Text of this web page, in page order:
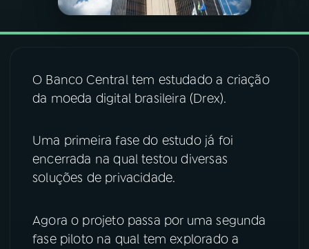
06VIDEOCASTS
07 ÚLTIMAS
ACOMPANHE A RÁDIO NACIONAL
Instagram
O Banco Central tem estudado a criação
da moeda digital brasileira (Drex).
Uma primeira fase do estudo já foi
encerrada na qual testou diversas
soluções de privacidade.
Agora o projeto passa por uma segunda
fase piloto na qual tem explorado a